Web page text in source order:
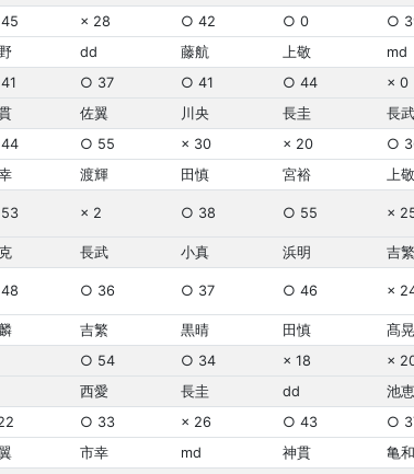
× 28 ○ 42 ○ 0 ○
dd 藤航 上敬 md
○ 37 ○ 41 ○ 44 × 0
佐翼 川央 長圭 長武
○ 55 × 30 × 20 ○
渡輝 田慎 宮裕 上敬
× 2 ○ 38 ○ 55 ×
長武 小真 浜明 吉繁
○ 36 ○ 37 ○ 46 ×
吉繁 黒晴 田慎 髙晃
○ 54 ○ 34 × 18 ×
西愛 長圭 dd 池恵
○ 33 × 26 ○ 43 ○
市幸 md 神貫 亀和